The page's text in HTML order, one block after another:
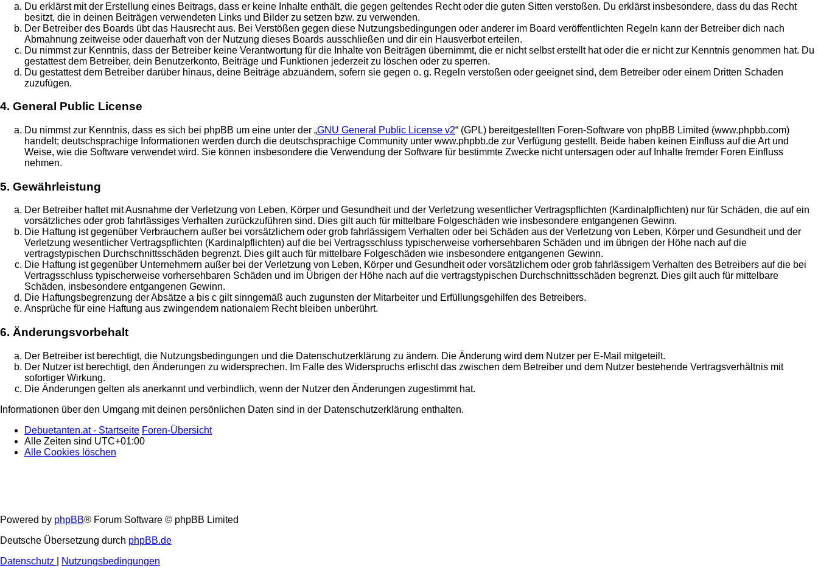
Du erklärst mit der Erstellung eines Beitrags, dass er keine Inhalte enthält, die gegen geltendes Recht oder die guten Sitten verstoßen. Du erklärst insbesondere, dass du das Recht
besitzt, die in deinen Beiträgen verwendeten Links und Bilder zu setzen bzw. zu verwenden.
Der Betreiber des Boards übt das Hausrecht aus. Bei Verstößen gegen diese Nutzungsbedingungen oder anderer im Board veröffentlichten Regeln kann der Betreiber dich nach
Abmahnung zeitweise oder dauerhaft von der Nutzung dieses Boards ausschließen und dir ein Hausverbot erteilen.
Du nimmst zur Kenntnis, dass der Betreiber keine Verantwortung für die Inhalte von Beiträgen übernimmt, die er nicht selbst erstellt hat oder die er nicht zur Kenntnis genommen hat. Du
gestattest dem Betreiber, dein Benutzerkonto, Beiträge und Funktionen jederzeit zu löschen oder zu sperren.
Du gestattest dem Betreiber darüber hinaus, deine Beiträge abzuändern, sofern sie gegen o. g. Regeln verstoßen oder geeignet sind, dem Betreiber oder einem Dritten Schaden
zuzufügen.
4. General Public License
Du nimmst zur Kenntnis, dass es sich bei phpBB um eine unter der „GNU General Public License v2“ (GPL) bereitgestellten Foren-Software von phpBB Limited (www.phpbb.com)
handelt; deutschsprachige Informationen werden durch die deutschsprachige Community unter www.phpbb.de zur Verfügung gestellt. Beide haben keinen Einfluss auf die Art und
Weise, wie die Software verwendet wird. Sie können insbesondere die Verwendung der Software für bestimmte Zwecke nicht untersagen oder auf Inhalte fremder Foren Einfluss
nehmen.
5. Gewährleistung
Der Betreiber haftet mit Ausnahme der Verletzung von Leben, Körper und Gesundheit und der Verletzung wesentlicher Vertragspflichten (Kardinalpflichten) nur für Schäden, die auf ein
vorsätzliches oder grob fahrlässiges Verhalten zurückzuführen sind. Dies gilt auch für mittelbare Folgeschäden wie insbesondere entgangenen Gewinn.
Die Haftung ist gegenüber Verbrauchern außer bei vorsätzlichem oder grob fahrlässigem Verhalten oder bei Schäden aus der Verletzung von Leben, Körper und Gesundheit und der
Verletzung wesentlicher Vertragspflichten (Kardinalpflichten) auf die bei Vertragsschluss typischerweise vorhersehbaren Schäden und im übrigen der Höhe nach auf die
vertragstypischen Durchschnittsschäden begrenzt. Dies gilt auch für mittelbare Folgeschäden wie insbesondere entgangenen Gewinn.
Die Haftung ist gegenüber Unternehmern außer bei der Verletzung von Leben, Körper und Gesundheit oder vorsätzlichem oder grob fahrlässigem Verhalten des Betreibers auf die bei
Vertragsschluss typischerweise vorhersehbaren Schäden und im Übrigen der Höhe nach auf die vertragstypischen Durchschnittsschäden begrenzt. Dies gilt auch für mittelbare
Schäden, insbesondere entgangenen Gewinn.
Die Haftungsbegrenzung der Absätze a bis c gilt sinngemäß auch zugunsten der Mitarbeiter und Erfüllungsgehilfen des Betreibers.
Ansprüche für eine Haftung aus zwingendem nationalem Recht bleiben unberührt.
6. Änderungsvorbehalt
Der Betreiber ist berechtigt, die Nutzungsbedingungen und die Datenschutzerklärung zu ändern. Die Änderung wird dem Nutzer per E-Mail mitgeteilt.
Der Nutzer ist berechtigt, den Änderungen zu widersprechen. Im Falle des Widerspruchs erlischt das zwischen dem Betreiber und dem Nutzer bestehende Vertragsverhältnis mit
sofortiger Wirkung.
Die Änderungen gelten als anerkannt und verbindlich, wenn der Nutzer den Änderungen zugestimmt hat.
Informationen über den Umgang mit deinen persönlichen Daten sind in der Datenschutzerklärung enthalten.
Debuetanten.at - Startseite Foren-Übersicht
Alle Zeiten sind UTC+01:00
Alle Cookies löschen
Powered by phpBB® Forum Software © phpBB Limited
Deutsche Übersetzung durch phpBB.de
Datenschutz
Nutzungsbedingungen